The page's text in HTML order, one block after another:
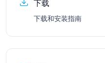
下载
下载和安装指南